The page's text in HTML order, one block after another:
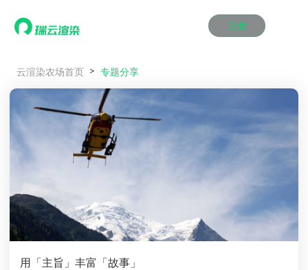
注册
产品服务
效果图渲染
云渲染管理系统
瑞兔百宝箱
效果图渲染
云渲染管理系统
瑞兔百宝箱
效果图渲染
云渲染管理系统
瑞兔百宝箱
效果图渲染
云渲染管理系统
瑞兔百宝箱
效果图渲染
云渲染管理系统
瑞兔百宝箱
效果图渲染
云渲染管理系统
瑞兔百宝箱
Maya云渲染方案
3ds Max云渲染方案
Cinema 4D云渲染方案
Blender 云渲染方案
Maya AI渲染方案
Maya云渲染方案
3ds Max云渲染方案
Cinema 4D云渲染方案
Blender 云渲染方案
Maya AI渲染方案
Maya云渲染方案
3ds Max云渲染方案
Cinema 4D云渲染方案
Blender 云渲染方案
Maya AI渲染方案
Maya云渲染方案
3ds Max云渲染方案
Cinema 4D云渲染方案
Blender 云渲染方案
Maya AI渲染方案
Maya云渲染方案
3ds Max云渲染方案
Cinema 4D云渲染方案
Blender 云渲染方案
Maya AI渲染方案
Maya云渲染方案
3ds Max云渲染方案
Cinema 4D云渲染方案
Blender 云渲染方案
Maya AI渲染方案
价格
动画价格
云制作价格
动画价格
云制作价格
动画价格
云制作价格
动画价格
云制作价格
动画价格
云制作价格
动画价格
云制作价格
案例
资讯&赛事
新闻资讯
渲染百科
渲染大赛
新闻资讯
渲染百科
渲染大赛
新闻资讯
渲染百科
渲染大赛
新闻资讯
渲染百科
渲染大赛
新闻资讯
渲染百科
渲染大赛
新闻资讯
渲染百科
渲染大赛
特惠专区
云渲染农场首页 专题分享
用「主旨」丰富「故事」